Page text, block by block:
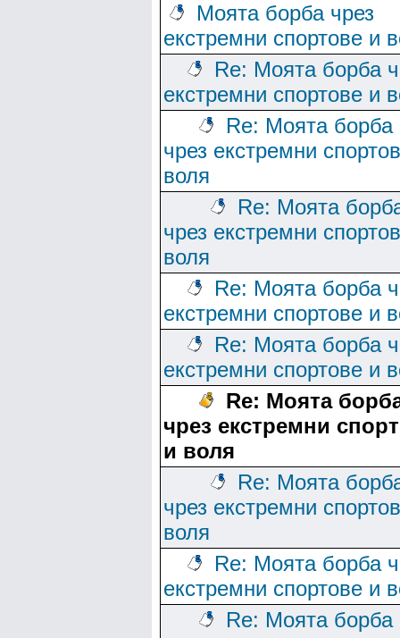
Моята борба чрез
екстремни спортове и
Re: Моята борба
екстремни спортове и
Re: Моята борба
чрез екстремни
воля
Re: Моята
чрез екстремни
воля
Re: Моята борба
екстремни спортове и
Re: Моята борба
екстремни спортове и
Re: Моята
чрез екстремни
и воля
Re: Моята
чрез екстремни
воля
Re: Моята борба
екстремни спортове и
Re: Моята борба